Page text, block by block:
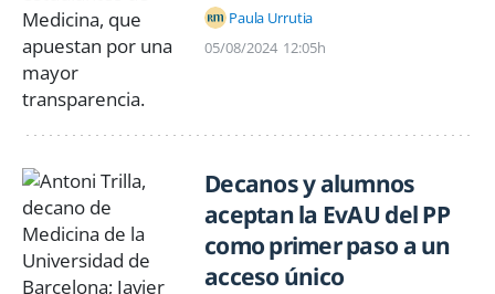
Paula Urrutia
05/08/2024 12:05h
Decanos y alumnos
aceptan la EvAU del PP
como primer paso a un
acceso único